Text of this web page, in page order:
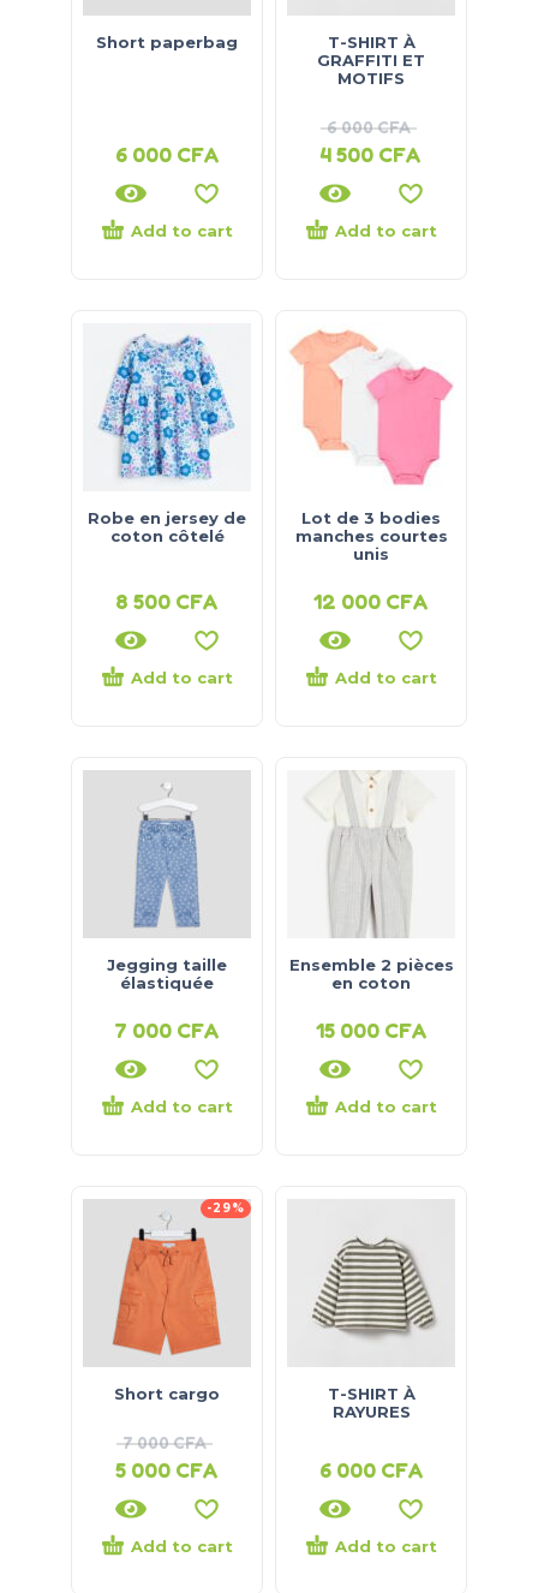
Short paperbag
6 000 CFA
Add to cart
T-SHIRT À
GRAFFITI ET
MOTIFS
6 000CFA
4 500 CFA
Add to cart
Robe en jersey de
coton côtelé
8 500 CFA
Add to cart
Lot de 3 bodies
manches courtes
unis
12 000 CFA
Add to cart
Jegging taille
élastiquée
7 000 CFA
Add to cart
Ensemble 2 pièces
en coton
15 000 CFA
Add to cart
-29%
Short cargo
7 000CFA
5 000 CFA
Add to cart
T-SHIRT À
RAYURES
6 000 CFA
Add to cart